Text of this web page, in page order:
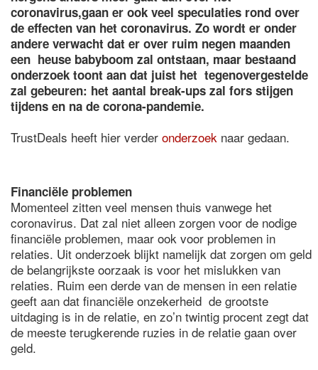
coronavirus,gaan er ook veel speculaties rond over
de effecten van het coronavirus. Zo wordt er onder
andere verwacht dat er over ruim negen maanden
een heuse babyboom zal ontstaan, maar bestaand
onderzoek toont aan dat juist het tegenovergestelde
zal gebeuren: het aantal break-ups zal fors stijgen
tijdens en na de corona-pandemie. ​
TrustDeals​ heeft hier verder onderzoek naar gedaan.
Financiële problemen
Momenteel zitten veel mensen thuis vanwege het
coronavirus. Dat zal niet alleen zorgen voor de nodige
financiële problemen, maar ook voor problemen in
relaties. Uit onderzoek blijkt namelijk dat zorgen om geld
de belangrijkste oorzaak is voor het mislukken van
relaties. Ruim een derde van de mensen in een relatie
geeft aan dat financiële onzekerheid de grootste
uitdaging is in de relatie, en zo’n twintig procent zegt dat
de meeste terugkerende ruzies in de relatie gaan over
geld.